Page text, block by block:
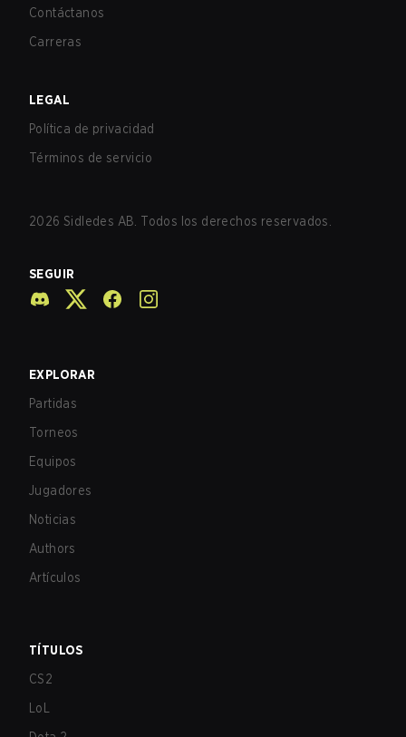
Contáctanos
Carreras
LEGAL
Política de privacidad
Términos de servicio
2026 Sidledes AB. Todos los derechos reservados.
SEGUIR
EXPLORAR
Partidas
Torneos
Equipos
Jugadores
Noticias
Authors
Artículos
TÍTULOS
CS2
LoL